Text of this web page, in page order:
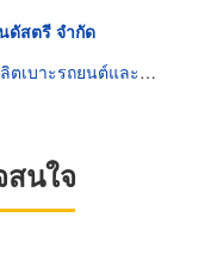
ดัสตรี จำกัด
รถยนต์และรถจักรยานยนต์
นใจ